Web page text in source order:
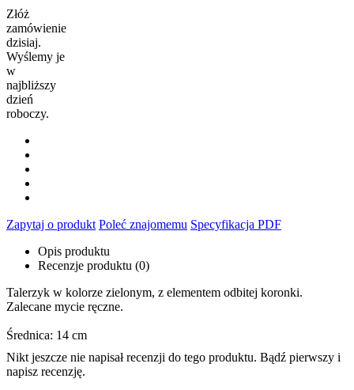
Złóż
zamówienie
dzisiaj.
Wyślemy je
w
najbliższy
dzień
roboczy.
Zapytaj o produkt Poleć znajomemu Specyfikacja PDF
Opis produktu
Recenzje produktu (0)
Talerzyk w kolorze zielonym, z elementem odbitej koronki.
Zalecane mycie ręczne.
Średnica: 14 cm
Nikt jeszcze nie napisał recenzji do tego produktu. Bądź pierwszy i
napisz recenzję.